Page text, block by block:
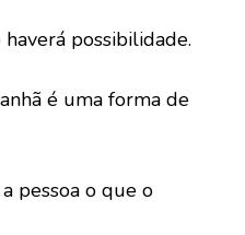
possibilidade.
é uma forma de
pessoa o que o